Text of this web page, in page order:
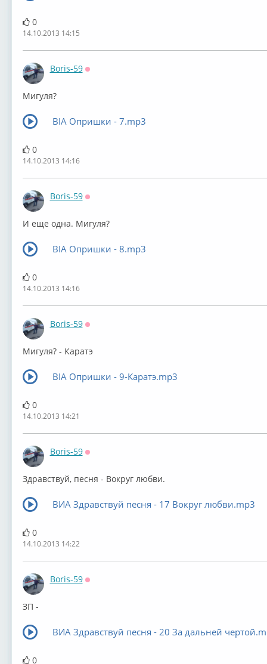
0
14.10.2013 14:15
Boris-59
Мигуля?
ВIА Опришки - 7.mp3
0
14.10.2013 14:16
Boris-59
И еще одна. Мигуля?
ВIА Опришки - 8.mp3
0
14.10.2013 14:16
Boris-59
Мигуля? - Каратэ
ВIА Опришки - 9-Каратэ.mp3
0
14.10.2013 14:21
Boris-59
Здравствуй, песня - Вокруг любви.
ВИА Здравствуй песня - 17 Вокруг любви.mp3
0
14.10.2013 14:22
Boris-59
ЗП -
ВИА Здравствуй песня - 20 За дальней
0